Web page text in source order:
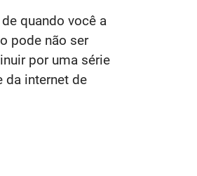
quando você a
pode não ser
por uma série
da internet de